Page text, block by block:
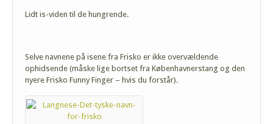
Lidt is-viden til de hungrende.
Selve navnene på isene fra Frisko er ikke overvældende
ophidsende (måske lige bortset fra Københavnerstang og den
nyere Frisko Funny Finger – hvis du forstår).